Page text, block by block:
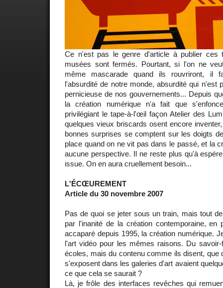
Ce n'est pas le genre d'article à publier ces
musées sont fermés. Pourtant, si l'on ne
même mascarade quand ils rouvriront, il
l'absurdité de notre monde, absurdité qui n'est
pernicieuse de nos gouvernements... Depuis
la création numérique n'a fait que
privilégiant le tape-à-l'œil façon Atelier des
quelques vieux briscards osent encore
bonnes surprises se comptent sur les doigts
place quand on ne vit pas dans le passé, et la
aucune perspective. Il ne reste plus qu'à
issue. On en aura cruellement besoin...
L'ÉCŒUREMENT
Article du 30 novembre 2007
Pas de quoi se jeter sous un train, mais tout
par l'inanité de la création contemporaine, en
accaparé depuis 1995, la création numérique.
l'art vidéo pour les mêmes raisons. Du
écoles, mais du contenu comme ils disent, que
s'exposent dans les galeries d'art avaient
ce que cela se saurait ?
Là, je frôle des interfaces revêches qui